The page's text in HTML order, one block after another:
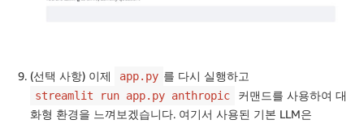
(선택 사항) 이제 app.py 를 다시 실행하고
streamlit run app.py anthropic
커맨드를 사용하여 대
화형 환경을 느껴보겠습니다. 여기서 사용된 기본 LLM은